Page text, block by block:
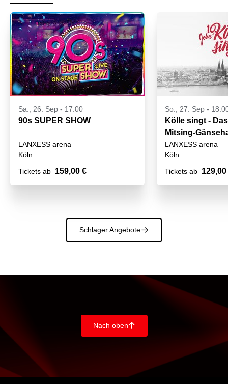
Sa., 26. Sep - 17:00
90s SUPER SHOW
LANXESS arena
Köln
Tickets ab 159,00 €
So., 27. Sep -
Kölle singt -
Mitsing-
LANXESS arena
Köln
Tickets ab 129,00
Schlager Angebote􀄫
Nach oben􀄨